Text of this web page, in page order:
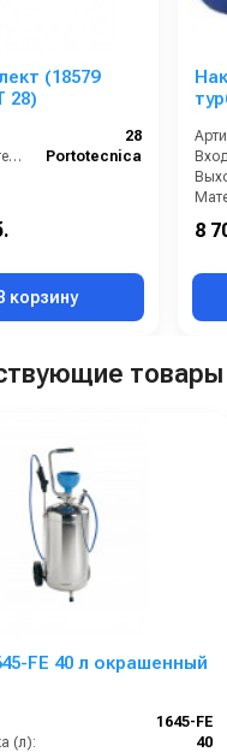
(18579
28)
28
Производитель:
Portotecnica
корзину
В
8
товары
FE 40 л окрашенный
1645-FE
(л):
40